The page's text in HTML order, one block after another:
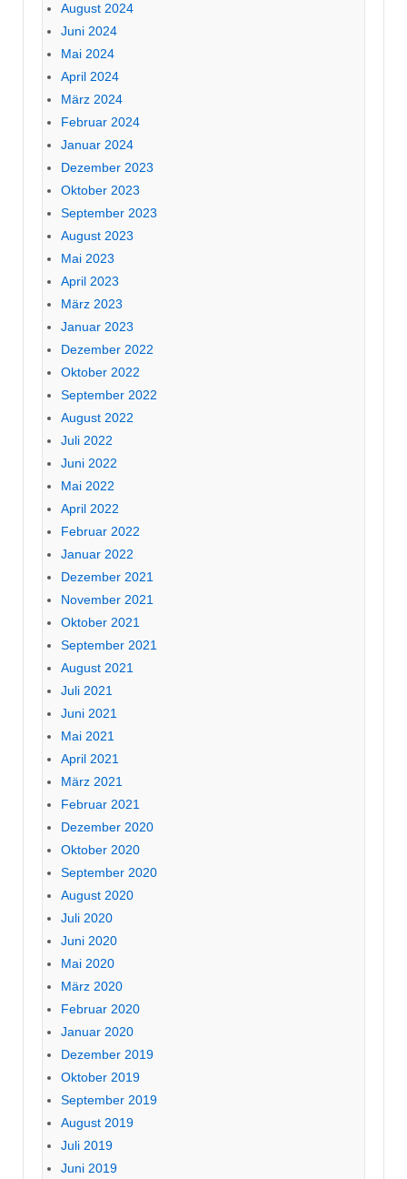
August 2024
Juni 2024
Mai 2024
April 2024
März 2024
Februar 2024
Januar 2024
Dezember 2023
Oktober 2023
September 2023
August 2023
Mai 2023
April 2023
März 2023
Januar 2023
Dezember 2022
Oktober 2022
September 2022
August 2022
Juli 2022
Juni 2022
Mai 2022
April 2022
Februar 2022
Januar 2022
Dezember 2021
November 2021
Oktober 2021
September 2021
August 2021
Juli 2021
Juni 2021
Mai 2021
April 2021
März 2021
Februar 2021
Dezember 2020
Oktober 2020
September 2020
August 2020
Juli 2020
Juni 2020
Mai 2020
März 2020
Februar 2020
Januar 2020
Dezember 2019
Oktober 2019
September 2019
August 2019
Juli 2019
Juni 2019